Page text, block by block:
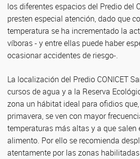
los diferentes espacios del Predio del
presten especial atención, dado que
temperatura se ha incrementado la
víboras - y entre ellas puede haber
ocasionar accidentes de riesgo-.
La localización del Predio CONICET
cursos de agua y a la Reserva
zona un hábitat ideal para ofidios
primavera, se ven con mayor
temperaturas más altas y a que salen
alimento. Por ello se recomienda
atentamente por las zonas